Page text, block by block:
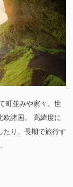
町並みや家々。世
欧諸国。 高緯度に
たり、長期で旅行す